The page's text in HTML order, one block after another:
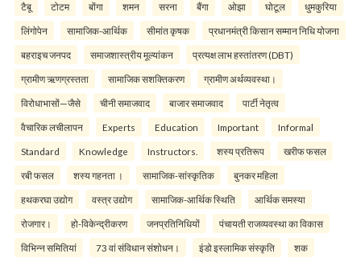
टैबू टोटम बोंगा शमन सरना बैंगा ओझा घोटूल धुमकुरिया
लिंगोपेन सामाजिक-आर्थिक सीमांत कृषक प्रधानमंत्री किसान सम्मान निधि योजना
बहराइच जनपद समाजशास्त्रीय मूल्यांकन प्रत्यक्ष लाभ हस्तांतरण (DBT)
ग्रामीण ऋणग्रस्तता सामाजिक सशक्तिकरण ग्रामीण अर्थव्यवस्था।
विरोधाभासों—जैसे चीनी समाजवाद बाजार समाजवाद पार्टी नेतृत्व
वैचारिक लचीलापन Experts Education Important Informal
Standard Knowledge Instructors. शस्य प्रतिरूप खरीफ फसल
रबी फसल शस्य गहनता । सामाजिक-सांस्कृतिक बुनकर महिला
हथकरघा उद्योग वस्त्र उद्योग सामाजिक-आर्थिक स्थिति आर्थिक समस्या
रोजगार। हो-विकेन्द्रीकरण जनप्रतिनिधियों पंचायती राजव्यवस्था का विकास
विभिन्न समितियां 73 वां संविधान संशोधन। इंडो इस्लामिक संस्कृति शक